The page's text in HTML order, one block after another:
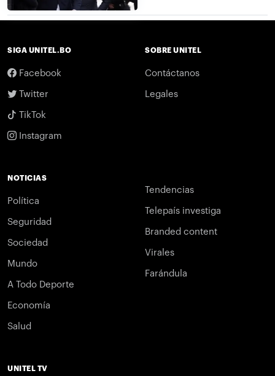
SIGA UNITEL.BO
Facebook
Twitter
TikTok
Instagram
SOBRE UNITEL
Contáctanos
Legales
NOTICIAS
Política
Seguridad
Sociedad
Mundo
A Todo Deporte
Economía
Salud
Tendencias
Telepaís investiga
Branded content
Virales
Farándula
UNITEL TV